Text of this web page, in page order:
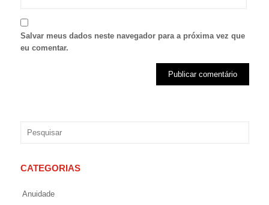
Salvar meus dados neste navegador para a próxima vez que
eu comentar.
CATEGORIAS
Anuidade